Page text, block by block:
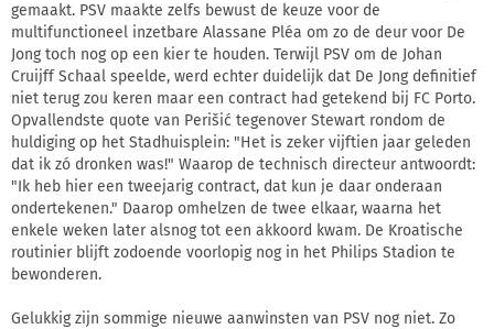
gemaakt. PSV maakte zelfs bewust de keuze voor de
multifunctioneel inzetbare Alassane Pléa om zo de deur voor De
Jong toch nog op een kier te houden. Terwijl PSV om de Johan
Cruijff Schaal speelde, werd echter duidelijk dat De Jong definitief
niet terug zou keren maar een contract had getekend bij FC Porto.
Opvallendste quote van Perišić tegenover Stewart rondom de
huldiging op het Stadhuisplein: "Het is zeker vijftien jaar geleden
dat ik zó dronken was!" Waarop de technisch directeur antwoordt:
"Ik heb hier een tweejarig contract, dat kun je daar onderaan
ondertekenen." Daarop omhelzen de twee elkaar, waarna het
enkele weken later alsnog tot een akkoord kwam. De Kroatische
routinier blijft zodoende voorlopig nog in het Philips Stadion te
bewonderen.
Gelukkig zijn sommige nieuwe aanwinsten van PSV nog niet. Zo